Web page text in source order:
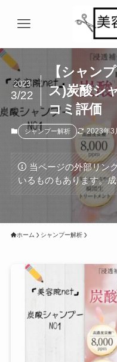
【シャン
ス)炭酸シ
コミ評価
2023
3/22
シャンプー解析 2023年3
当ページの外部リン
いるものもあります。
ホーム シャンプー解析